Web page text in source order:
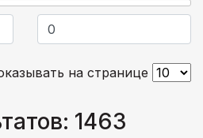
на странице
1463